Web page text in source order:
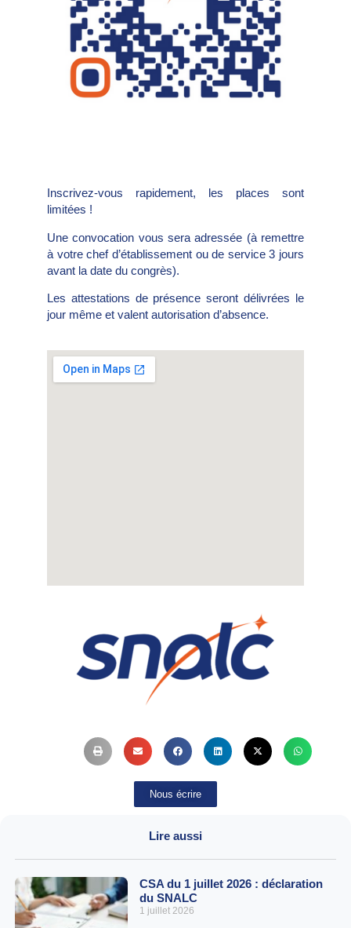
Inscrivez-vous rapidement, les places sont
limitées !
Une convocation vous sera adressée (à remettre
à votre chef d’établissement ou de service 3 jours
avant la date du congrès).
Les attestations de présence seront délivrées le
jour même et valent autorisation d’absence.
Nous écrire
Lire aussi
CSA du 1 juillet 2026 : déclaration
du SNALC
1 juillet 2026